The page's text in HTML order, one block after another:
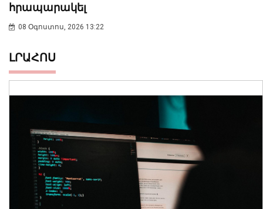
հրապարակել
08 Օգոստոս, 2026 13:22
ԼՐԱՀՈՍ